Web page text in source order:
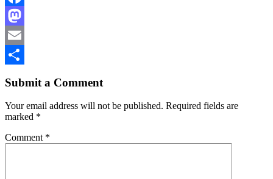
Facebook
Mastodon
Email
Submit a Comment
Your email address will not be published. Required fields are
marked *
Comment *